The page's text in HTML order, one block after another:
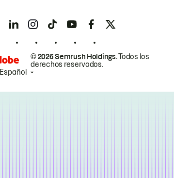
© 2026 Semrush Holdings.Todos los
derechos reservados.
Español